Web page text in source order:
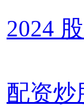
2024
配资炒